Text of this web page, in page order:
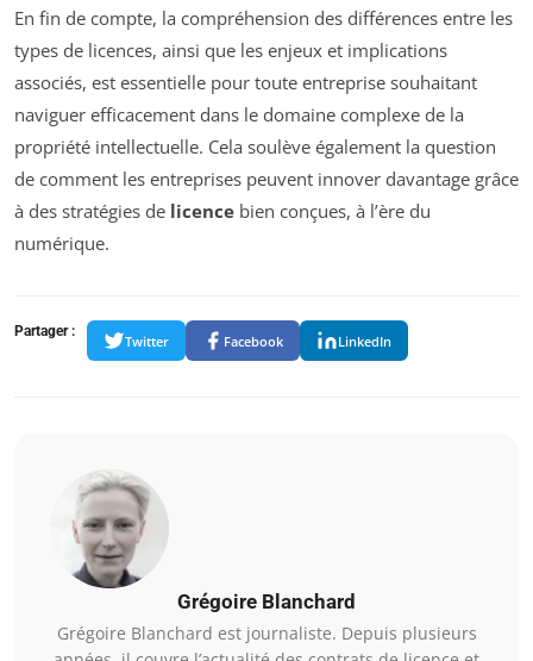
En fin de compte, la compréhension des différences entre les
types de licences, ainsi que les enjeux et implications
associés, est essentielle pour toute entreprise souhaitant
naviguer efficacement dans le domaine complexe de la
propriété intellectuelle. Cela soulève également la question
de comment les entreprises peuvent innover davantage grâce
à des stratégies de licence bien conçues, à l’ère du
numérique.
Partager :
Twitter Facebook LinkedIn
Grégoire Blanchard
Grégoire Blanchard est journaliste. Depuis plusieurs